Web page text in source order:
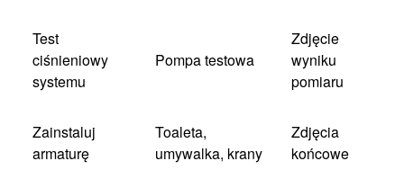
Test
ciśnieniowy
systemu
Pompa testowa
Zdjęcie
wyniku
pomiaru
Zainstaluj
armaturę
Toaleta,
umywalka, krany
Zdjęcia
końcowe